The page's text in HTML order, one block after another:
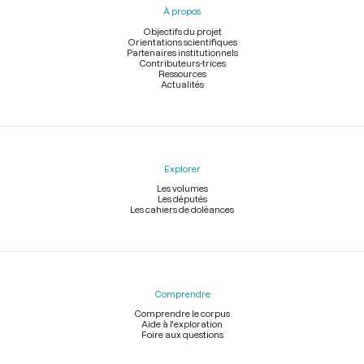
À propos
Objectifs du projet
Orientations scientifiques
Partenaires institutionnels
Contributeurs-trices
Ressources
Actualités
Explorer
Les volumes
Les députés
Les cahiers de doléances
Comprendre
Comprendre le corpus
Aide à l'exploration
Foire aux questions